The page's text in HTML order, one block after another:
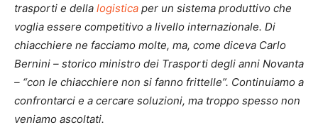
trasporti e della logistica per un sistema produttivo che
voglia essere competitivo a livello internazionale. Di
chiacchiere ne facciamo molte, ma, come diceva Carlo
Bernini – storico ministro dei Trasporti degli anni Novanta
– “con le chiacchiere non si fanno frittelle”. Continuiamo a
confrontarci e a cercare soluzioni, ma troppo spesso non
veniamo ascoltati.